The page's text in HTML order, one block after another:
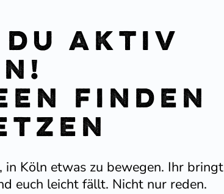
du aktiv
finden
Köln etwas zu bewegen. Ihr bringt
euch leicht fällt. Nicht nur reden.